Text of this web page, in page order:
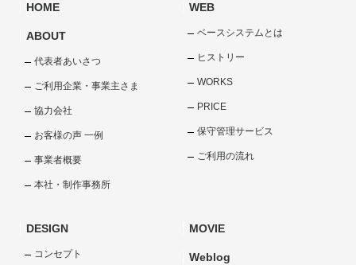
HOME
ABOUT
代表者あいさつ
ご利用企業・事業主さま
協力会社
お客様の声 一例
事業者概要
本社・制作事務所
WEB
ベースシステムとは
ヒストリー
WORKS
PRICE
保守管理サービス
ご利用の流れ
DESIGN
コンセプト
MOVIE
Weblog